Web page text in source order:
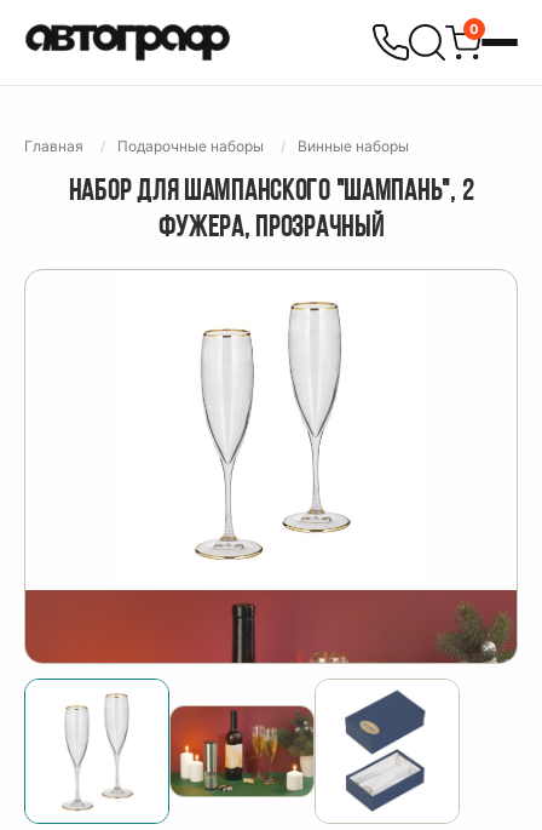
0
Главная Подарочные наборы Винные наборы
НАБОР ДЛЯ ШАМПАНСКОГО "ШАМПАНЬ", 2
ФУЖЕРА, ПРОЗРАЧНЫЙ